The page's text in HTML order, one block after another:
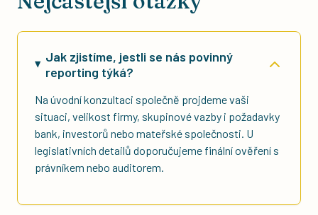
Jak zjistíme, jestli se nás povinný
reporting týká?
Na úvodní konzultaci společně projdeme vaši
situaci, velikost firmy, skupinové vazby i požadavky
bank, investorů nebo mateřské společnosti. U
legislativních detailů doporučujeme finální ověření s
právníkem nebo auditorem.